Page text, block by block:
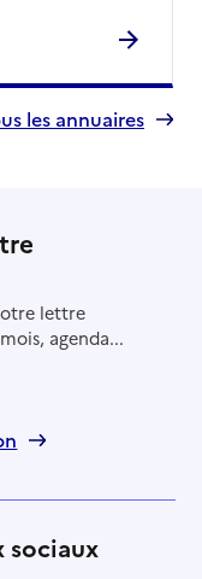
les annuaires
lettre
agenda...
sociaux